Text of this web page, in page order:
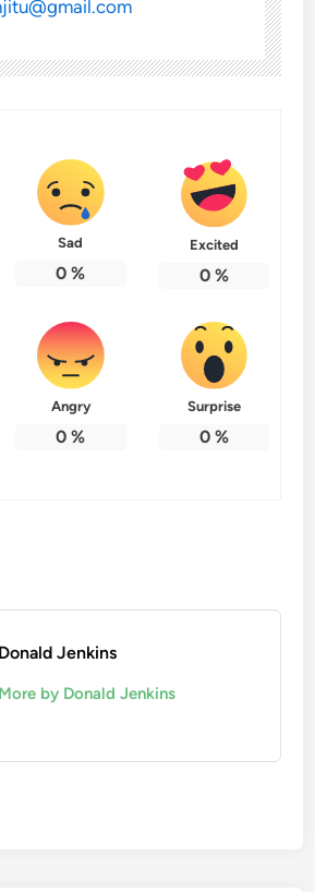
Sad
0 %
Excited
0%
Angry
0 %
Surprise
0%
Donald Jenkins
More by Donald Jenkins